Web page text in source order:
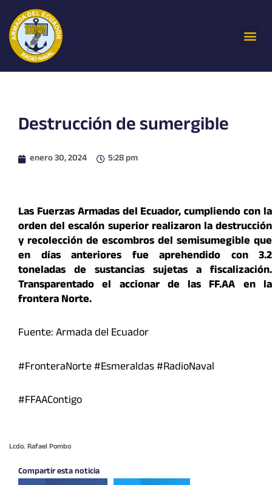
contenido
Destrucción de sumergible
enero 30, 2024 5:28 pm
Las Fuerzas Armadas del Ecuador, cumpliendo con la
orden del escalón superior realizaron la destrucción
y recolección de escombros del semisumegible que
en días anteriores fue aprehendido con 3.2
toneladas de sustancias sujetas a fiscalización.
Transparentado el accionar de las FF.AA en la
frontera Norte.
Fuente: Armada del Ecuador
#FronteraNorte #Esmeraldas #RadioNaval
#FFAAContigo
Lcdo. Rafael Pombo
Compartir esta noticia